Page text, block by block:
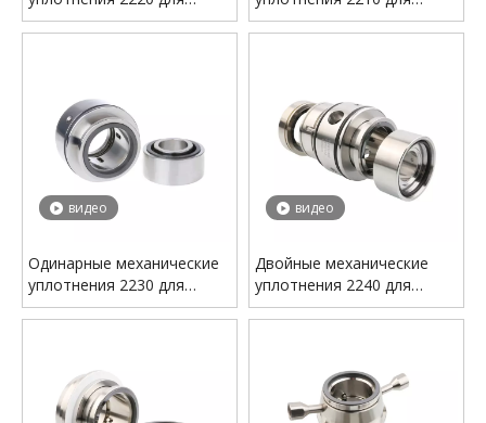
технологических насосов
технологических насосов
видео
Одинарные механические
уплотнения 2230 для
технологических насосов
AHLSTARUP
видео
Двойные механические
уплотнения 2240 для
технологических насосов
AHLSTARUP